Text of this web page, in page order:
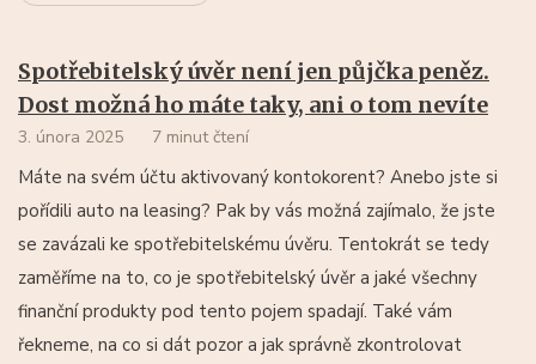
Spotřebitelský úvěr není jen půjčka peněz.
Dost možná ho máte taky, ani o tom nevíte
3. února 2025 7 minut čtení
Máte na svém účtu aktivovaný kontokorent? Anebo jste si
pořídili auto na leasing? Pak by vás možná zajímalo, že jste
se zavázali ke spotřebitelskému úvěru. Tentokrát se tedy
zaměříme na to, co je spotřebitelský úvěr a jaké všechny
finanční produkty pod tento pojem spadají. Také vám
řekneme, na co si dát pozor a jak správně zkontrolovat